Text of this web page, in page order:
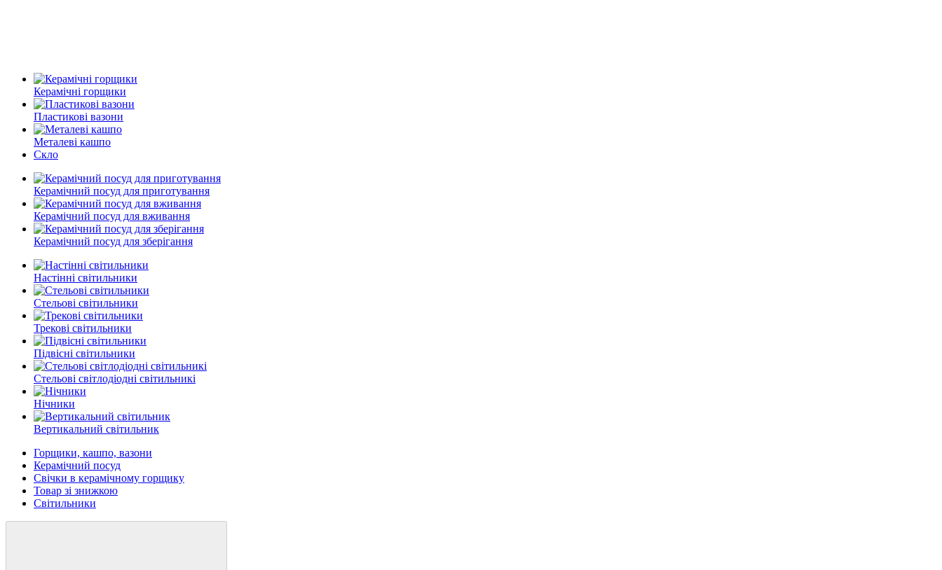
Керамічні горщики
Пластикові вазони
Металеві кашпо
Скло
Керамічний посуд для приготування
Керамічний посуд для вживання
Керамічний посуд для зберігання
Настінні світильники
Стельові світильники
Трекові світильники
Підвісні світильники
Стельові світлодіодні світильникі
Нічники
Вертикальний світильник
Горщики, кашпо, вазони
Керамічний посуд
Свічки в керамічному горщику
Товар зі знижкою
Світильники